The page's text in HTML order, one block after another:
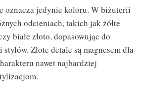
oznacza jedynie koloru. W biżuterii
odcieniach, takich jak żółte
białe złoto, dopasowując do
Złote detale są magnesem dla
nawet najbardziej